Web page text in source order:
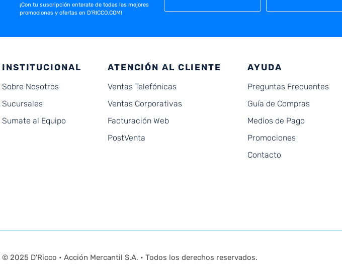
¡Con tu suscripción enterate de todas las mejores
promociones y ofertas en D'RICCO.COM!
INSTITUCIONAL
Sobre Nosotros
Sucursales
Sumate al Equipo
ATENCIÓN AL CLIENTE
Ventas Telefónicas
Ventas Corporativas
Facturación Web
PostVenta
AYUDA
Preguntas Frecuentes
Guía de Compras
Medios de Pago
Promociones
Contacto
© 2025 D'Ricco • Acción Mercantil S.A. • Todos los derechos reservados.